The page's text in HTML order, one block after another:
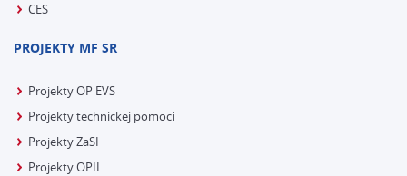
CES
PROJEKTY MF SR
Projekty OP EVS
Projekty technickej pomoci
Projekty ZaSI
Projekty OPII